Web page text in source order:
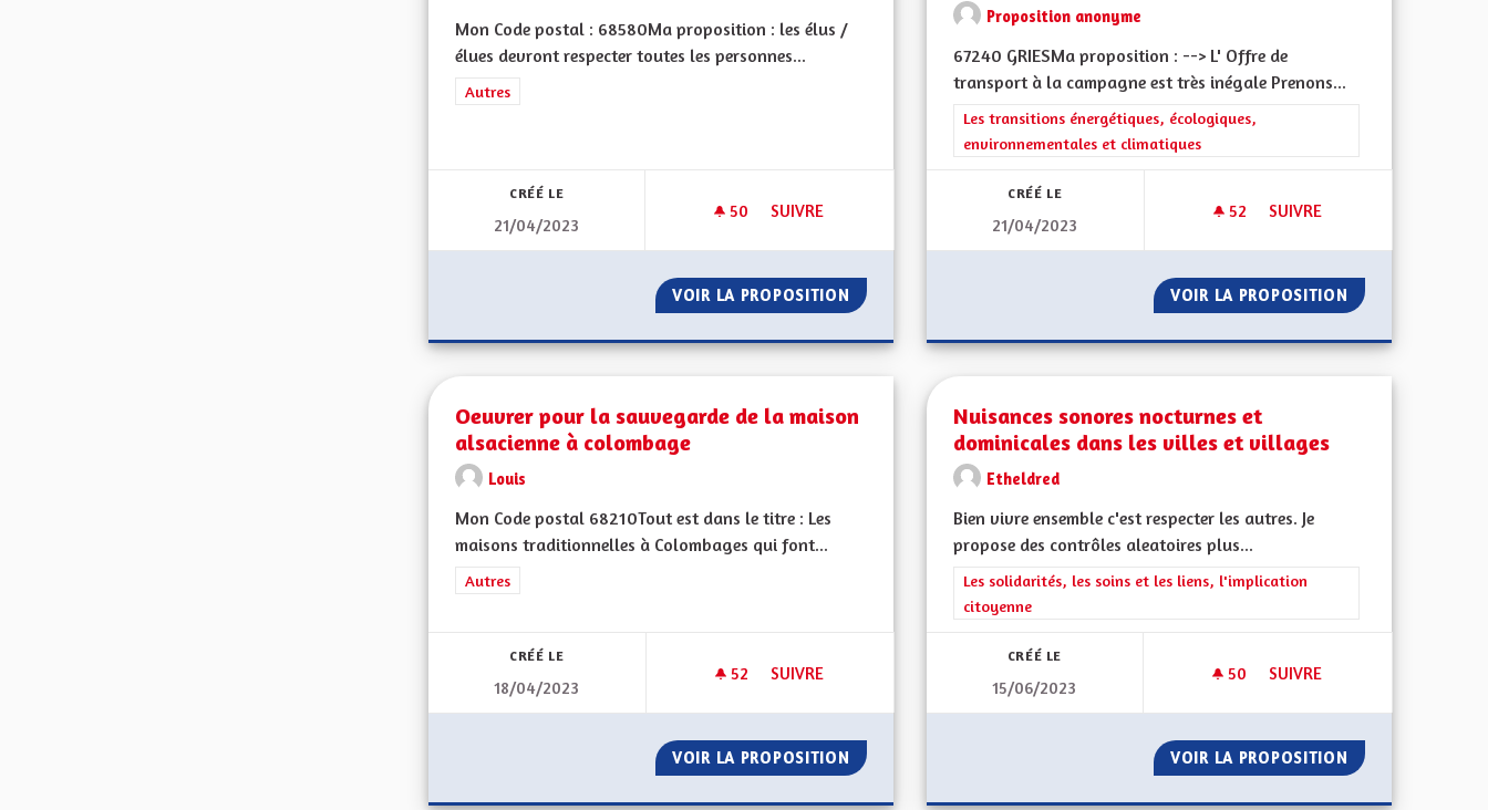
Mon Code postal : 68580Ma proposition : les élus /
élues devront respecter toutes les personnes...
Filtrer les résultats de la catégorie : Autres
Autres
CRÉÉ LE
21/04/2023
50 50 ABONNÉS
SUIVRE
VOIR LA PROPOSITION OUVERTURE ET TOLÉRANCE
Proposition anonyme
67240 GRIESMa proposition : --> L' Offre de
transport à la campagne est très inégale Prenons...
Filtrer les résultats de la catégorie : Les transitions énergétiques,
Les transitions énergétiques, écologiques,
environnementales et climatiques
CRÉÉ LE
21/04/2023
52 52 ABONNÉS
SUIVRE
VOIR LA PROPOSITION OFFRE DE
Oeuvrer pour la sauvegarde de la maison
alsacienne à colombage
Louis
Mon Code postal 68210Tout est dans le titre : Les
maisons traditionnelles à Colombages qui font...
Filtrer les résultats de la catégorie : Autres
Autres
CRÉÉ LE
18/04/2023
52 52 ABONNÉS
SUIVRE
OEUVRER POUR LA SAUVEGARDE DE LA MAISON ALSACIENNE À COLOMBAGE
VOIR LA PROPOSITION OEUVRER POUR LA SAUVEGARDE DE LA MAISON ALSACIENNE À COLOMBAGE
Nuisances sonores nocturnes et
dominicales dans les villes et villages
Etheldred
Bien vivre ensemble c'est respecter les autres. Je
propose des contrôles aleatoires plus...
Filtrer les résultats de la catégorie : Les solidarités, les soins et les liens,
Les solidarités, les soins et les liens, l'implication
citoyenne
CRÉÉ LE
15/06/2023
50 50 ABONNÉS
SUIVRE
VOIR LA PROPOSITION NUISANCES